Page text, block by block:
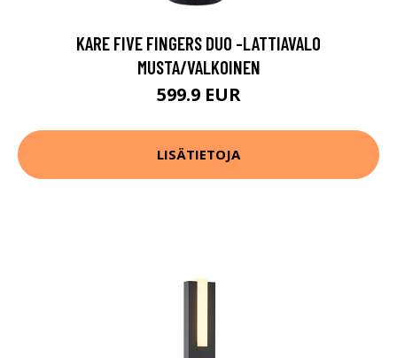
KARE FIVE FINGERS DUO -LATTIAVALO
MUSTA/VALKOINEN
599.9 EUR
LISÄTIETOJA